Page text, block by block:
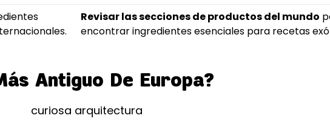
Revisar las secciones de productos del mundo
encontrar ingredientes esenciales para recetas
Antiguo De Europa?